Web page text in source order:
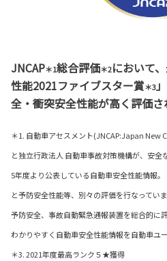
JNCAP＊1総合評価＊2において
性能2021ファイブスター賞＊3
全・衝突安全性能が高く評価さ
＊1. 自動車アセスメント(JNCAP:Japan New
と独立行政法人 自動車事故対策機構が、安
5年度より公表している自動車安全性能情報
と予防安全性能等、別々の評価を行なってい
予防安全、事故自動緊急通報装置を総合的に
わかりやすく自動車安全性能情報を自動車ユ
＊3. 2021年度最高ランク５★獲得